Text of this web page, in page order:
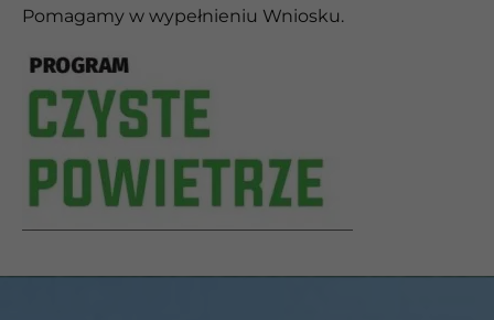
Pomagamy w wypełnieniu Wniosku.